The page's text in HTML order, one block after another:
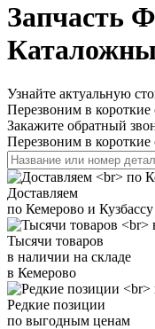
Запчасть
Узнайте актуальную
Перезвоним в короткие
Закажите обратный
Перезвоним в
Доставляем
по Кемерово и Кузбассу
Тысячи товаров
в наличии на складе
в Кемерово
Редкие позиции
по выгодным ценам